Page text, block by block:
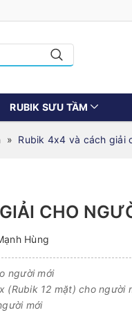
RUBIK SƯU TẦM
» Rubik 4x4 và cách giải
CHO
Hùng
người mới
(Rubik 12 mặt) cho người
mới